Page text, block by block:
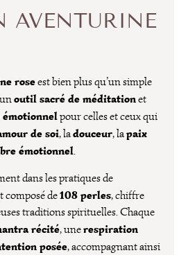
AVENTURINE
roseest bien plus qu’un simple
outil sacré de méditationet
pour celles et ceux qui
de soi, ladouceur, lapaix
émotionnel.
dans les pratiques de
composé de108 perles, chiffre
traditions spirituelles. Chaque
récité, unerespiration
posée, accompagnant ainsi